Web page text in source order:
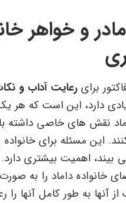
و خواهر
برای رعایت آداب و
دارد، این است که هر
نقش های خاصی داشته
این مسئله برای خانواده
بیند، اهمیت بیشتری
خانواده داماد را به
آنها به طور کامل آنها را